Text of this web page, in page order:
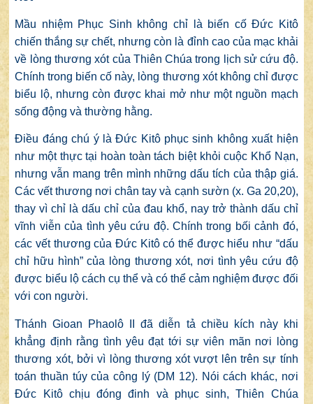
Mầu nhiệm Phục Sinh không chỉ là biến cố Đức Kitô
chiến thắng sự chết, nhưng còn là đỉnh cao của mạc khải
về lòng thương xót của Thiên Chúa trong lịch sử cứu độ.
Chính trong biến cố này, lòng thương xót không chỉ được
biểu lộ, nhưng còn được khai mở như một nguồn mạch
sống động và thường hằng.
Điều đáng chú ý là Đức Kitô phục sinh không xuất hiện
như một thực tại hoàn toàn tách biệt khỏi cuộc Khổ Nạn,
nhưng vẫn mang trên mình những dấu tích của thập giá.
Các vết thương nơi chân tay và cạnh sườn (x. Ga 20,20),
thay vì chỉ là dấu chỉ của đau khổ, nay trở thành dấu chỉ
vĩnh viễn của tình yêu cứu độ. Chính trong bối cảnh đó,
các vết thương của Đức Kitô có thể được hiểu như “dấu
chỉ hữu hình” của lòng thương xót, nơi tình yêu cứu độ
được biểu lộ cách cụ thể và có thể cảm nghiệm được đối
với con người.
Thánh Gioan Phaolô II đã diễn tả chiều kích này khi
khẳng định rằng tình yêu đạt tới sự viên mãn nơi lòng
thương xót, bởi vì lòng thương xót vượt lên trên sự tính
toán thuần túy của công lý (DM 12). Nói cách khác, nơi
Đức Kitô chịu đóng đinh và phục sinh, Thiên Chúa